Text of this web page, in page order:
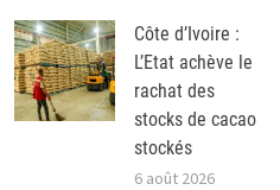
Côte d’Ivoire :
L’Etat achève le
rachat des
stocks de cacao
stockés
6 août 2026